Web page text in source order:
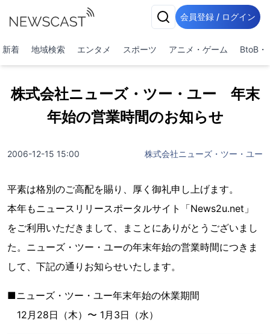
会員登録 / ログイン
新着 地域検索 エンタメ スポーツ アニメ・ゲーム BtoB・
株式会社ニューズ・ツー・ユー 年末
年始の営業時間のお知らせ
2006-12-15 15:00 株式会社ニューズ・ツー・ユー
平素は格別のご高配を賜り、厚く御礼申し上げます。
本年もニュースリリースポータルサイト「News2u.net」
をご利用いただきまして、まことにありがとうございまし
た。ニューズ・ツー・ユーの年末年始の営業時間につきま
して、下記の通りお知らせいたします。
■ニューズ・ツー・ユー年末年始の休業期間
12月28日（木）〜 1月3日（水）